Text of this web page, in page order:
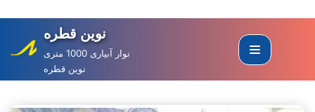
to
content
نوین قطره
نوار آبیاری 1000 متری
نوین قطره